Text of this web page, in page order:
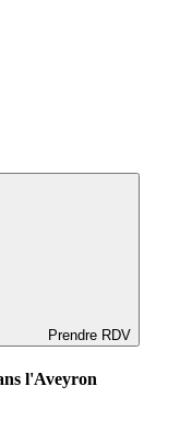
Prendre RDV
l'Aveyron